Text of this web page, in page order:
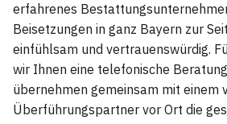
erfahrenes
Beisetzungen in ganz Bayern zur
einfühlsam und vertrauenswürdig.
wir Ihnen eine telefonische
übernehmen gemeinsam mit einem
Überführungspartner vor Ort die